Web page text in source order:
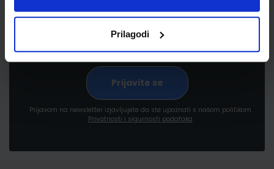
Prilagodi
Prijavom na newsletter izjavljujete da ste upoznati s našom politikom
Privatnosti i sigurnosti podataka